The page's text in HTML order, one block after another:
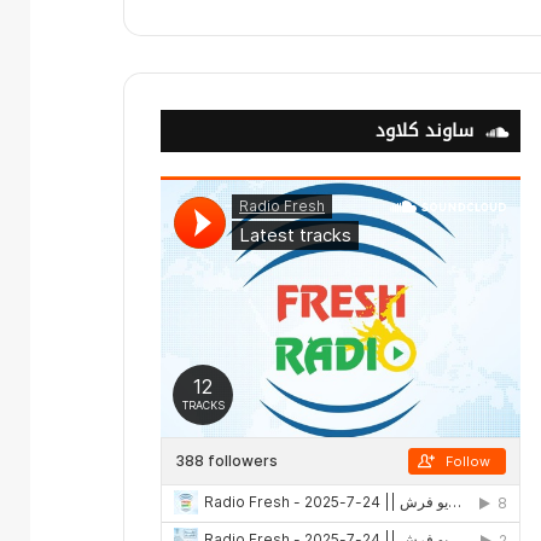
ساوند كلاود